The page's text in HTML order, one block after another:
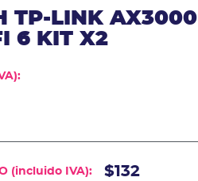
TP-LINK AX3000
6 KIT X2
(incluido IVA): $132